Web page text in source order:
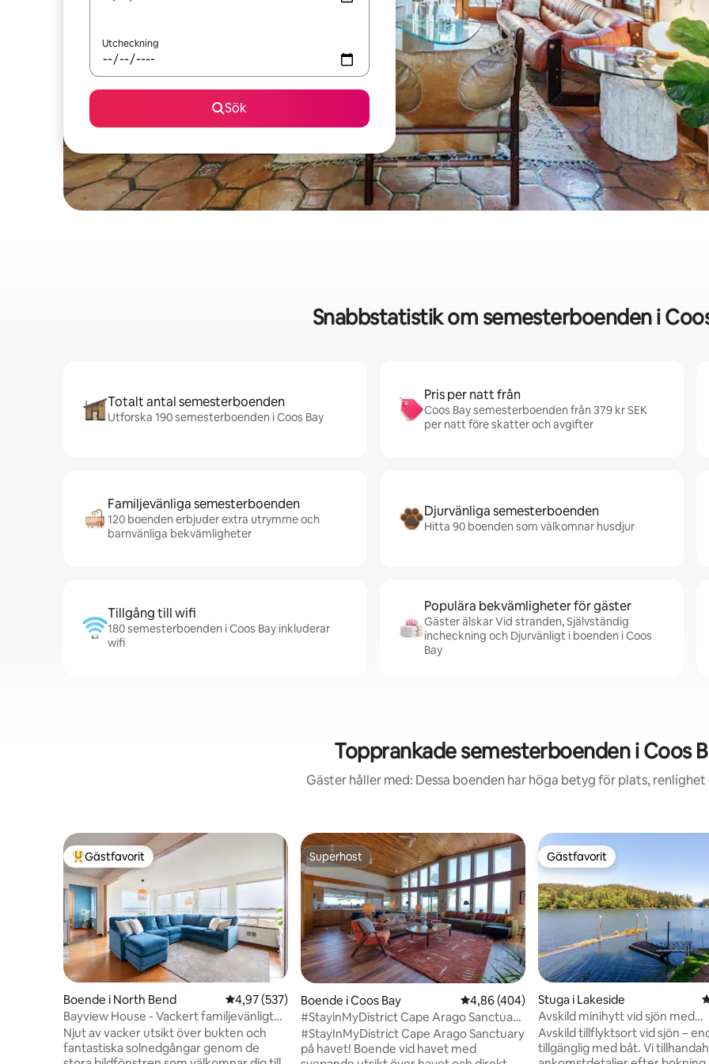
Utcheckning
Sök
Snabbstatistik om semesterboenden i
Totalt antal semesterboenden
Utforska 190 semesterboenden i Coos Bay
Pris per natt från
Coos Bay semesterboenden från 379 kr SEK
per natt före skatter och avgifter
Familjevänliga semesterboenden
120 boenden erbjuder extra utrymme och
barnvänliga bekvämligheter
Djurvänliga semesterboenden
Hitta 90 boenden som välkomnar husdjur
Tillgång till wifi
180 semesterboenden i Coos Bay inkluderar
wifi
Populära bekvämligheter för gäster
Gäster älskar Vid stranden, Självständig
incheckning och Djurvänligt i boenden i Coos
Bay
Topprankade semesterboenden i Coos
Gäster håller med: Dessa boenden har höga betyg för plats, renlighet
Populär gästfavorit
Gästfavorit
Boende i North Bend 4,97 av 5 i genomsnittligt betyg, 537 omdömen
4,97 (537)
Bayview House - Vackert familjevänligt
boende med utsikt
Njut av vacker utsikt över bukten och
fantastiska solnedgångar genom de
Superhost
Superhost
Boende i Coos Bay 4,86 av 5 i genomsnittligt betyg, 404
4,86 (404)
#StayinMyDistrict Cape Arago Sanctuary
vid havet
#StayInMyDistrict Cape Arago Sanctuary
på havet! Boende vid havet med
Gästfavorit
Gästfavorit
Stuga i Lakeside
Avskild minihytt vid sjön med
paddelbrädor
Avskild tillflyktsort vid sjön –
tillgänglig med båt. Vi